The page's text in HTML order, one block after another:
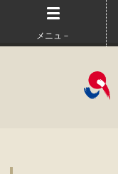
メニュ－